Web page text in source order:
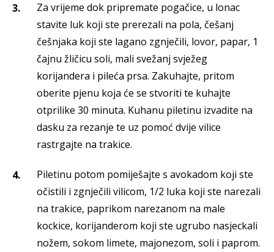
Za vrijeme dok pripremate pogačice, u lonac
stavite luk koji ste prerezali na pola, češanj
češnjaka koji ste lagano zgnječili, lovor, papar, 1
čajnu žličicu soli, mali svežanj svježeg
korijandera i pileća prsa. Zakuhajte, pritom
oberite pjenu koja će se stvoriti te kuhajte
otprilike 30 minuta. Kuhanu piletinu izvadite na
dasku za rezanje te uz pomoć dvije vilice
rastrgajte na trakice.
Piletinu potom pomiješajte s avokadom koji ste
očistili i zgnječili vilicom, 1/2 luka koji ste narezali
na trakice, paprikom narezanom na male
kockice, korijanderom koji ste ugrubo nasjeckali
nožem, sokom limete, majonezom, soli i paprom.